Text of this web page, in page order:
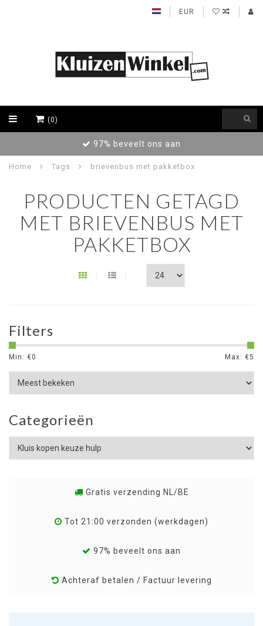
EUR
(0)
97% beveelt ons aan
Home Tags brievenbus met pakketbox
PRODUCTEN GETAGD
MET BRIEVENBUS MET
PAKKETBOX
Filters
Min: €0 Max: €5
Categorieën
Gratis verzending NL/BE
Tot 21:00 verzonden (werkdagen)
97% beveelt ons aan
Achteraf betalen / Factuur levering